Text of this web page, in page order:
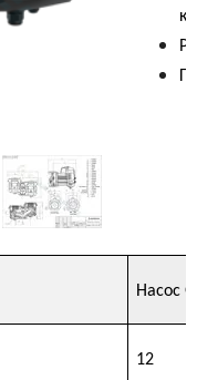
Насос
12